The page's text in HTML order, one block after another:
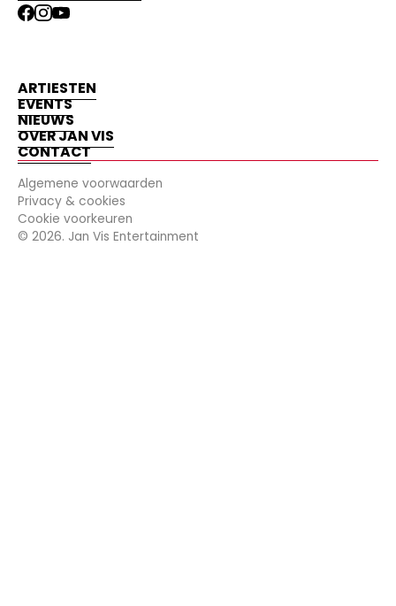
ARTIESTEN
EVENTS
NIEUWS
OVER JAN VIS
CONTACT
Algemene voorwaarden
Privacy & cookies
Cookie voorkeuren
© 2026. Jan Vis Entertainment